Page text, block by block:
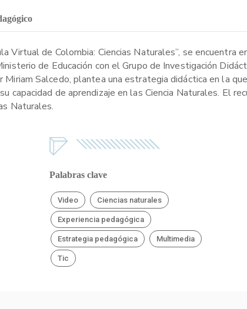
Virtual de Colombia: Ciencias Naturales”, se encuentra
de Educación con el Grupo de Investigación
Salcedo, plantea una estrategia didáctica en la
capacidad de aprendizaje en las Ciencia Naturales. El
Naturales.
Palabras clave
Video Ciencias naturales
Experiencia pedagógica
Estrategia pedagógica Multimedia
Tic